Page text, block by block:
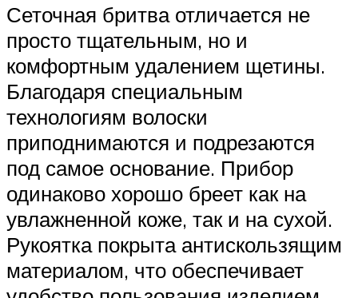
Сеточная бритва отличается не
просто тщательным, но и
комфортным удалением щетины.
Благодаря специальным
технологиям волоски
приподнимаются и подрезаются
под самое основание. Прибор
одинаково хорошо бреет как на
увлажненной коже, так и на сухой.
Рукоятка покрыта антискользящим
материалом, что обеспечивает